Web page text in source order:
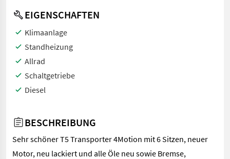
EIGENSCHAFTEN
Klimaanlage
Standheizung
Allrad
Schaltgetriebe
Diesel
BESCHREIBUNG
Sehr schöner T5 Transporter 4Motion mit 6 Sitzen, neuer
Motor, neu lackiert und alle Öle neu sowie Bremse,